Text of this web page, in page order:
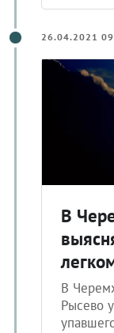
26.04.2021
В
В
Рысево